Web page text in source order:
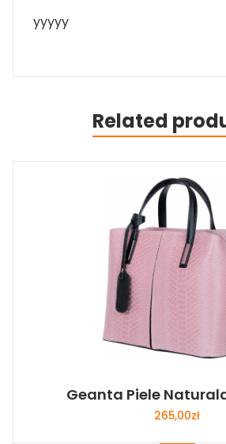
yyyyy
Related
Geanta Piele
265,00zł